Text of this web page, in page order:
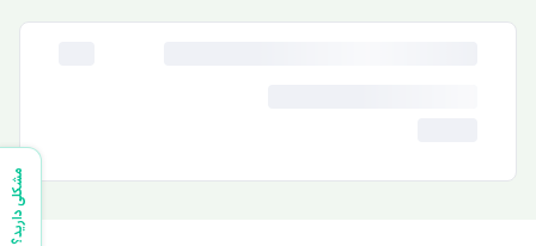
مشکلی دارید؟